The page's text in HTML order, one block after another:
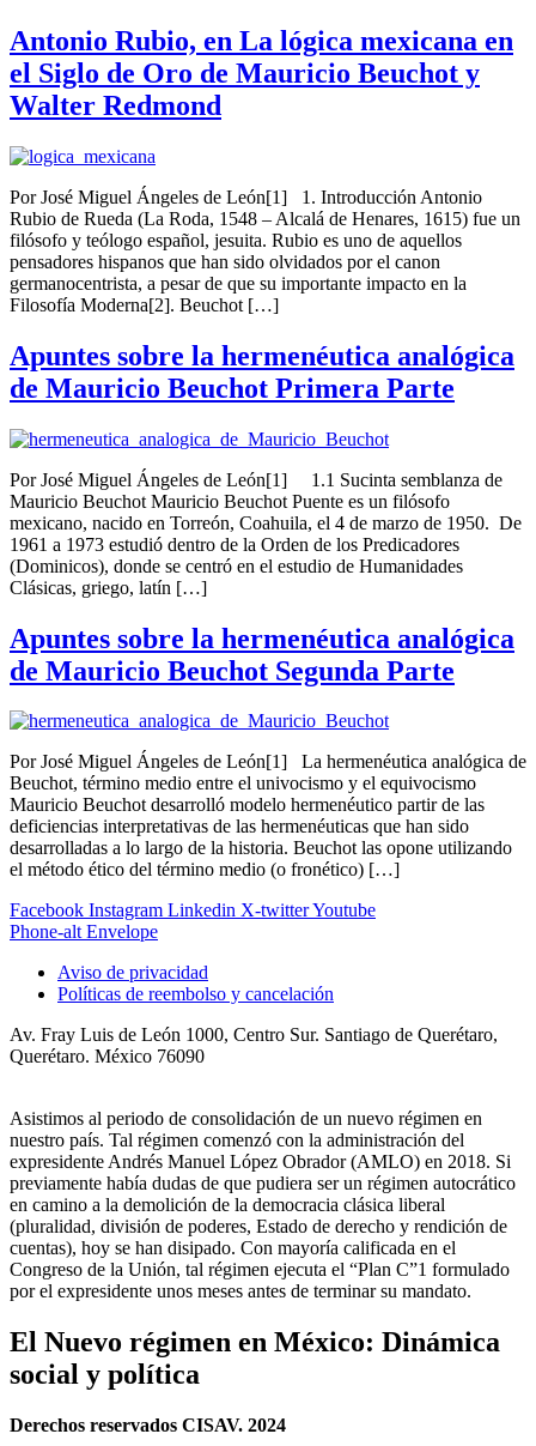
Antonio Rubio, en La lógica mexicana en
el Siglo de Oro de Mauricio Beuchot y
Walter Redmond
Por José Miguel Ángeles de León[1] 1. Introducción Antonio
Rubio de Rueda (La Roda,​ 1548​ – Alcalá de Henares, 1615) fue un
filósofo y teólogo español, jesuita. Rubio es uno de aquellos
pensadores hispanos que han sido olvidados por el canon
germanocentrista, a pesar de que su importante impacto en la
Filosofía Moderna[2]. Beuchot […]
Apuntes sobre la hermenéutica analógica
de Mauricio Beuchot Primera Parte
Por José Miguel Ángeles de León[1] 1.1 Sucinta semblanza de
Mauricio Beuchot Mauricio Beuchot Puente es un filósofo
mexicano, nacido en Torreón, Coahuila, el 4 de marzo de 1950. De
1961 a 1973 estudió dentro de la Orden de los Predicadores
(Dominicos), donde se centró en el estudio de Humanidades
Clásicas, griego, latín […]
Apuntes sobre la hermenéutica analógica
de Mauricio Beuchot Segunda Parte
Por José Miguel Ángeles de León[1] La hermenéutica analógica de
Beuchot, término medio entre el univocismo y el equivocismo
Mauricio Beuchot desarrolló modelo hermenéutico partir de las
deficiencias interpretativas de las hermenéuticas que han sido
desarrolladas a lo largo de la historia. Beuchot las opone utilizando
el método ético del término medio (o fronético) […]
Facebook Instagram Linkedin X-twitterYoutube
Phone-alt Envelope
Aviso de privacidad
Políticas de reembolso y cancelación
Av. Fray Luis de León 1000, Centro Sur. Santiago de Querétaro,
Querétaro. México 76090
Asistimos al periodo de consolidación de un nuevo régimen en
nuestro país. Tal régimen comenzó con la administración del
expresidente Andrés Manuel López Obrador (AMLO) en 2018. Si
previamente había dudas de que pudiera ser un régimen autocrático
en camino a la demolición de la democracia clásica liberal
(pluralidad, división de poderes, Estado de derecho y rendición de
cuentas), hoy se han disipado. Con mayoría calificada en el
Congreso de la Unión, tal régimen ejecuta el “Plan C”1 formulado
por el expresidente unos meses antes de terminar su mandato.
El Nuevo régimen en México: Dinámica
social y política
Derechos reservados CISAV. 2024